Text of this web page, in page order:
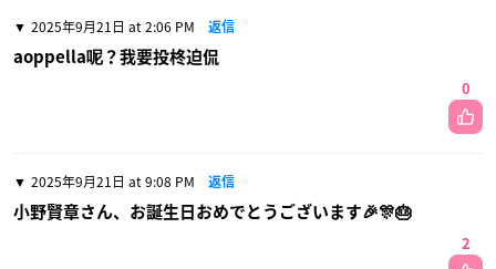
2025年9月21日 at 2:06 PM 返信
aoppella呢？我要投柊迫侃
0
2025年9月21日 at 9:08 PM 返信
小野賢章さん、お誕生日おめでとうございます🎉🎊🎂
2